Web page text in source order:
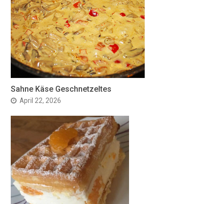
Sahne Käse Geschnetzeltes
April 22, 2026